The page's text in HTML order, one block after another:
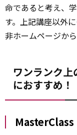
命であると考え、
す。上記講座以外
非ホームページか
ワンランク
におすすめ！
MasterClass